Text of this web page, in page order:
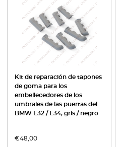
Kit de reparación de tapones
de goma para los
embellecedores de los
umbrales de las puertas del
BMW E32 / E34, gris / negro
€48,00